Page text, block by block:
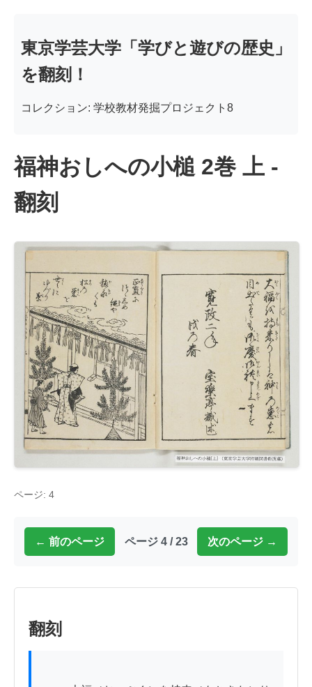
東京学芸大学「学びと遊びの歴史」
を翻刻！
コレクション: 学校教材発掘プロジェクト8
福神おしへの小槌 2巻 上 -
翻刻
ページ: 4
← 前のページ ページ 4 / 23 次のページ →
翻刻